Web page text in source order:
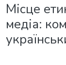
Місце
медіа: